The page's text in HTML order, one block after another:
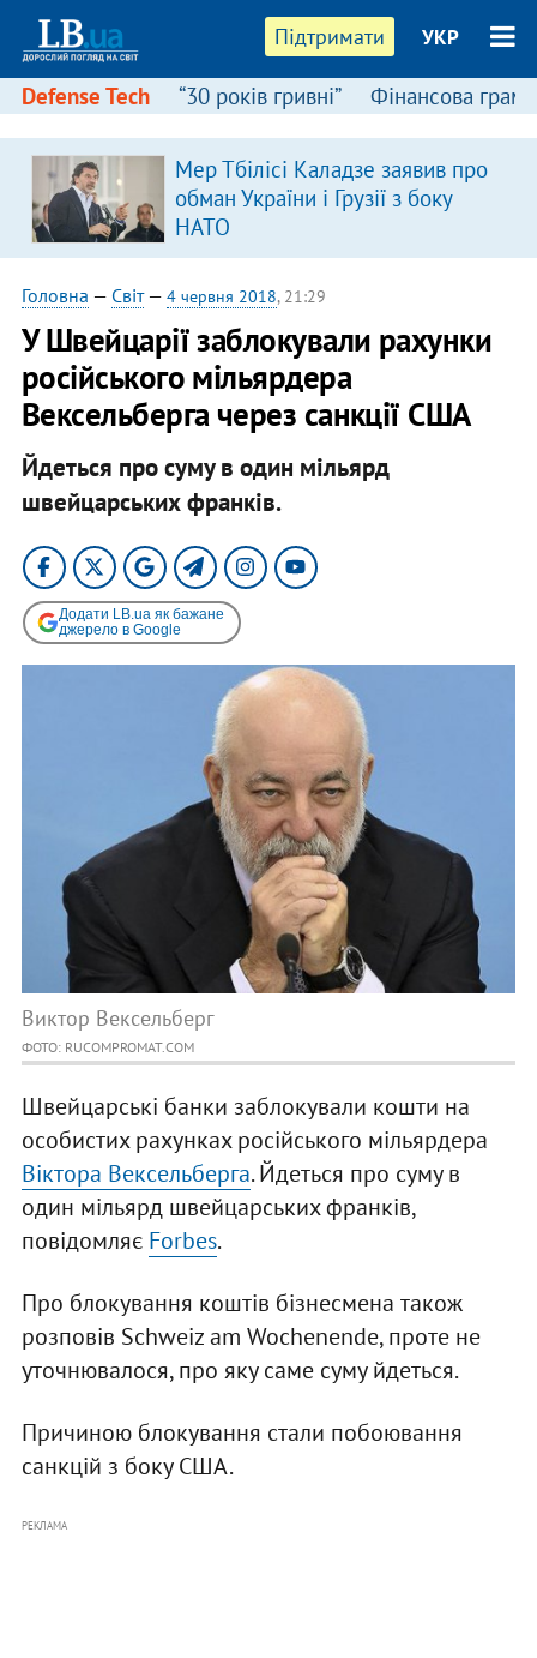
Підтримати УКР
Defense Tech “30 років гривні” Фінансова
Мер Тбілісі Каладзе заявив про
обман України і Грузії з боку
НАТО
Головна — Світ— 4 червня 2018, 21:29
У Швейцарії заблокували рахунки
російського мільярдера
Вексельберга через санкції США
Йдеться про суму в один мільярд
швейцарських франків.
Додати LB.ua як бажане
джерело в Google
Виктор Вексельберг
ФОТО: RUCOMPROMAT.COM
Швейцарські банки заблокували кошти на
особистих рахунках російського мільярдера
Віктора Вексельберга. Йдеться про суму в
один мільярд швейцарських франків,
повідомляє Forbes.
Про блокування коштів бізнесмена також
розповів Schweiz am Wochenende, проте не
уточнювалося, про яку саме суму йдеться.
Причиною блокування стали побоювання
санкцій з боку США.
РЕКЛАМА